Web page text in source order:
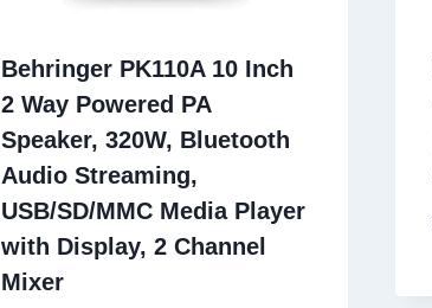
Behringer PK110A 10 Inch
2 Way Powered PA
Speaker, 320W, Bluetooth
Audio Streaming,
USB/SD/MMC Media Player
with Display, 2 Channel
Mixer